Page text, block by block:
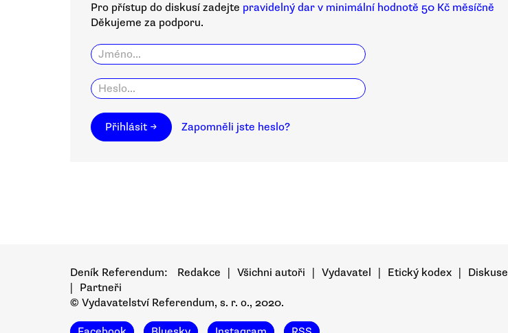
Pro přístup do diskusí zadejte pravidelný dar v minimální hodnotě 50 Kč měsíčně
Děkujeme za podporu.
Přihlásit → Zapomněli jste heslo?
Deník Referendum: Redakce Všichni autoři Vydavatel Etický kodex Diskuse
Partneři
© Vydavatelství Referendum, s. r. o., 2020.